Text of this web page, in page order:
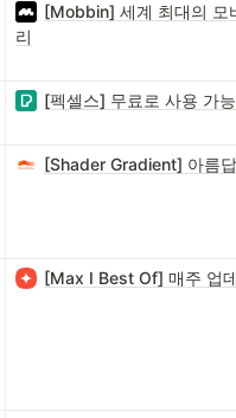
[Mobbin] 세계 최대의 모
리
[펙셀스] 무료로 사용 가
[Shader Gradient] 아름
[Max I Best Of] 매주 업